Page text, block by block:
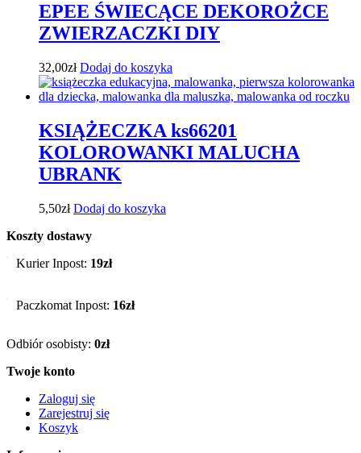
EPEE ŚWIECĄCE DEKOROŻCE
ZWIERZACZKI DIY
32,00zł Dodaj do koszyka
KSIĄŻECZKA ks66201
KOLOROWANKI MALUCHA
UBRANK
5,50zł Dodaj do koszyka
Koszty dostawy
Kurier Inpost: 19zł
Paczkomat Inpost: 16zł
Odbiór osobisty: 0zł
Twoje konto
Zaloguj się
Zarejestruj się
Koszyk